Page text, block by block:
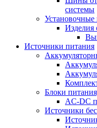
системы
Установочные
Изделия
Источники питания
Блоки
AC-DC
Источники